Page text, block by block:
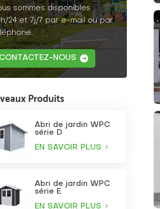
sommes disponibles
24 et 7j/7 par e-mail ou par
CONTACTEZ-NOUS
Produits
Abri de jardin WPC
série D
EN SAVOIR PLUS
Abri de jardin WPC
série E
EN SAVOIR PLUS